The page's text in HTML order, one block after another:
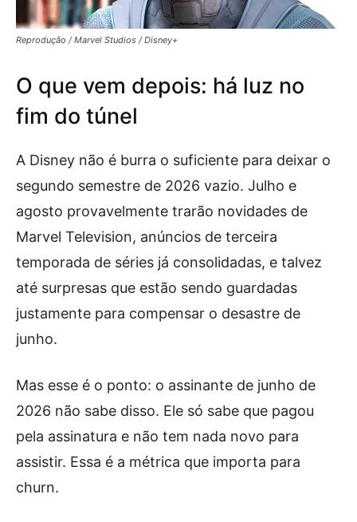
Reprodução / Marvel Studios / Disney+
O que vem depois: há luz no
fim do túnel
A Disney não é burra o suficiente para deixar o
segundo semestre de 2026 vazio. Julho e
agosto provavelmente trarão novidades de
Marvel Television, anúncios de terceira
temporada de séries já consolidadas, e talvez
até surpresas que estão sendo guardadas
justamente para compensar o desastre de
junho.
Mas esse é o ponto: o assinante de junho de
2026 não sabe disso. Ele só sabe que pagou
pela assinatura e não tem nada novo para
assistir. Essa é a métrica que importa para
churn.